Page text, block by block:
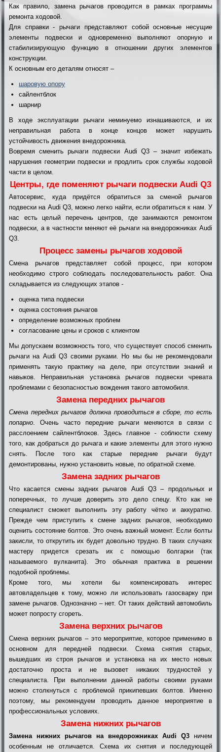
Как правило, замена рычагов проводится в рамках программы
ремонта ходовой.
Для справки - рычаги представляют собой основные несущие
элементы подвески и одновременно выполняют опорную и
стабилизирующую функцию в отношении других элементов
конструкции.
К основным его деталям относят –
шаровую опору
сайлентблок
шарнир
В ходе эксплуатации рычаги неминуемо изнашиваются, и их
неправильная работа в конце концов может нарушить
устойчивость движения внедорожника.
Вовремя сменить рычаги подвески Audi Q3 – значит избежать
нарушения геометрии подвески и продлить срок службы ходовой
части в целом.
Центры, где поменяют рычаги подвески Audi Q3
Автосервис, куда придётся обратиться за сменой рычагов
подвески на Audi Q3, можно легко найти, если обратиться к нам. У
нас есть целый перечень центров, где занимаются ремонтом
подвески, а в частности меняют её рычаги на внедорожниках Audi
Q3.
Процесс замены рычагов ходовой
Смена рычагов представляет собой процесс, при котором
необходимо строго соблюдать последовательность работ. Она
складывается из следующих этапов -
оценка типа подвески
оценка состояния рычагов
определение возможных проблем
согласование цены и сроков с клиентом
Мы допускаем возможность того, что существует способ сменить
рычаги на Audi Q3 своими руками. Но мы бы не рекомендовали
применять такую практику на деле, при отсутствии знаний и
навыков. Неправильная установка рычагов подвески чревата
проблемами с безопасностью вождения такого автомобиля.
Замена передних рычагов
Смена передних рычагов должна проводиться в сборе, то есть
попарно . Очень часто передние рычаги меняются в связи с
расслоением сайлентблоков. Здесь главное - соблюсти схему
того, как добраться до рычага и какие элементы для этого нужно
снять. После того как старые передние рычаги будут
демонтированы, нужно установить новые, по обратной схеме.
Замена задних рычагов
Что касается смены задних рычагов Audi Q3 – продольных и
поперечных, то лучше доверить это дело спецу. Кто как не
специалист сможет выполнить эту работу чётко и аккуратно.
Прежде чем приступить к смене задних рычагов, необходимо
оценить состояние болтов. Это очень важный момент. Если болты
закисли, то открутить их будет довольно трудно. В таких случаях
мастеру придется срезать их с помощью болгарки (так
называемого вулканита). Это обычная практика в решении
подобной проблемы.
Кроме того, мы хотели бы компенсировать интерес
автовладельцев к тому, можно ли использовать газосварку при
замене рычагов. Однозначно – нет. От таких действий автомобиль
может попросту сгореть.
Замена верхних рычагов
Смена верхних рычагов – это мероприятие, которое применимо в
основном для передней подвески. Схема снятия старых,
вышедших из строя рычагов и установка на их место новых
достаточно проста и не вызовет никаких трудностей у
специалиста. При выполнении данной работы своими руками
можно столкнуться с проблемой прикипевших болтов. Именно
поэтому, мы рекомендуем проводить данное мероприятие в
профессиональных условиях.
Замена нижних рычагов
Замена нижних рычагов на внедорожниках Audi Q3 ничем
особенным не отличается. Схема их снятия и последующей